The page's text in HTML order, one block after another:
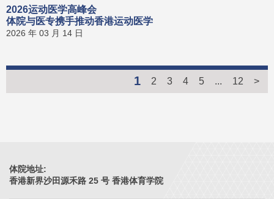
2026运动医学高峰会
体院与医专携手推动香港运动医学
2026 年 03 月 14 日
1 2 3 4 5 ... 12 >
体院地址:
香港新界沙田源禾路 25 号 香港体育学院